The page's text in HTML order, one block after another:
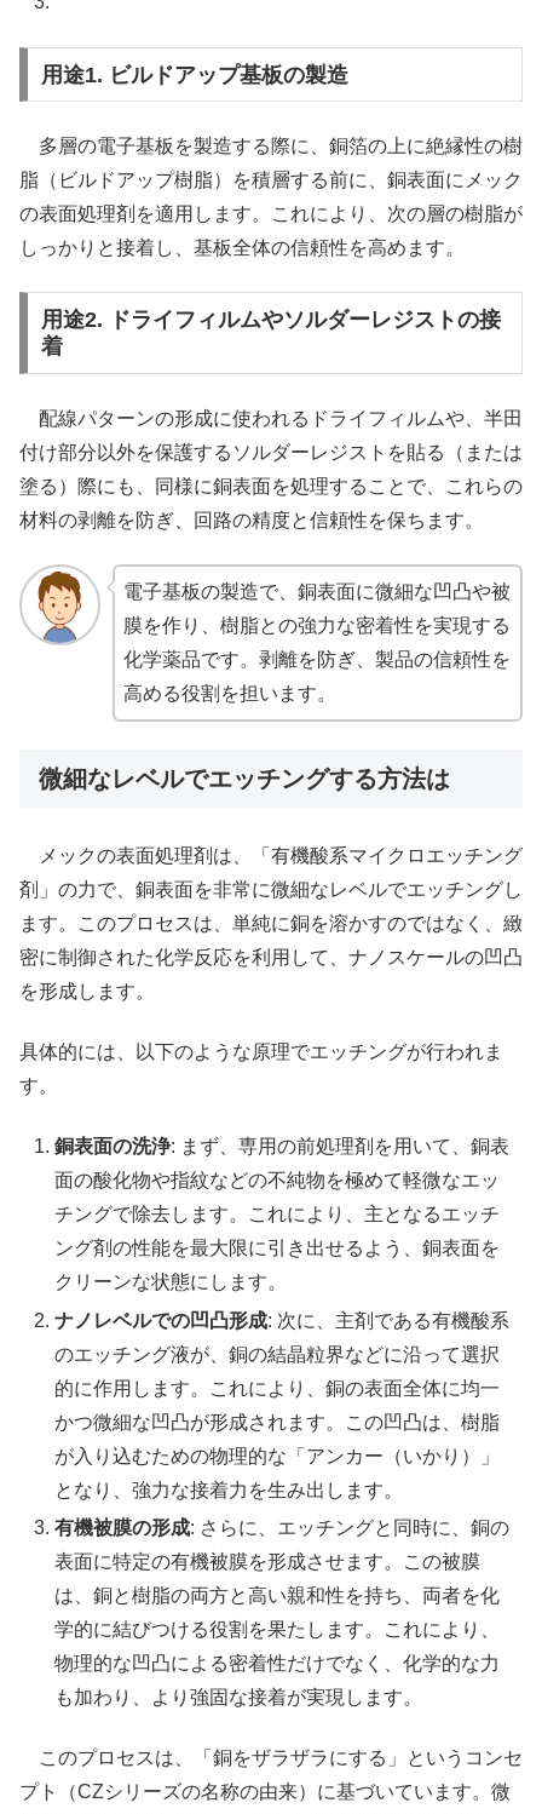
用途1. ビルドアップ基板の製造
多層の電子基板を製造する際に、銅箔の上に絶縁性の樹
脂（ビルドアップ樹脂）を積層する前に、銅表面にメック
の表面処理剤を適用します。これにより、次の層の樹脂が
しっかりと接着し、基板全体の信頼性を高めます。
用途2. ドライフィルムやソルダーレジストの接
着
配線パターンの形成に使われるドライフィルムや、半田
付け部分以外を保護するソルダーレジストを貼る（または
塗る）際にも、同様に銅表面を処理することで、これらの
材料の剥離を防ぎ、回路の精度と信頼性を保ちます。
電子基板の製造で、銅表面に微細な凹凸や被
膜を作り、樹脂との強力な密着性を実現する
化学薬品です。剥離を防ぎ、製品の信頼性を
高める役割を担います。
微細なレベルでエッチングする方法は
メックの表面処理剤は、「有機酸系マイクロエッチング
剤」の力で、銅表面を非常に微細なレベルでエッチングし
ます。このプロセスは、単純に銅を溶かすのではなく、緻
密に制御された化学反応を利用して、ナノスケールの凹凸
を形成します。
具体的には、以下のような原理でエッチングが行われま
す。
銅表面の洗浄: まず、専用の前処理剤を用いて、銅表
面の酸化物や指紋などの不純物を極めて軽微なエッ
チングで除去します。これにより、主となるエッチ
ング剤の性能を最大限に引き出せるよう、銅表面を
クリーンな状態にします。
ナノレベルでの凹凸形成: 次に、主剤である有機酸系
のエッチング液が、銅の結晶粒界などに沿って選択
的に作用します。これにより、銅の表面全体に均一
かつ微細な凹凸が形成されます。この凹凸は、樹脂
が入り込むための物理的な「アンカー（いかり）」
となり、強力な接着力を生み出します。
有機被膜の形成: さらに、エッチングと同時に、銅の
表面に特定の有機被膜を形成させます。この被膜
は、銅と樹脂の両方と高い親和性を持ち、両者を化
学的に結びつける役割を果たします。これにより、
物理的な凹凸による密着性だけでなく、化学的な力
も加わり、より強固な接着が実現します。
このプロセスは、「銅をザラザラにする」というコンセ
プト（CZシリーズの名称の由来）に基づいています。微